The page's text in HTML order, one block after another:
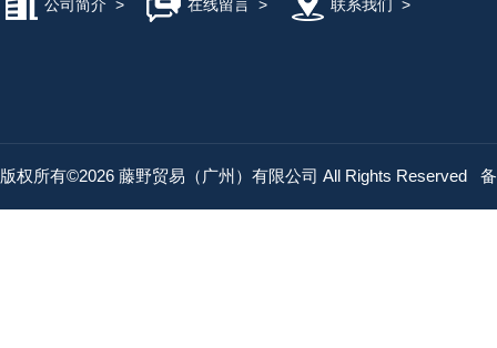
公司简介 > 在线留言> 联系我们 >
版权所有©2026 藤野贸易（广州）有限公司 All Rights Reserved